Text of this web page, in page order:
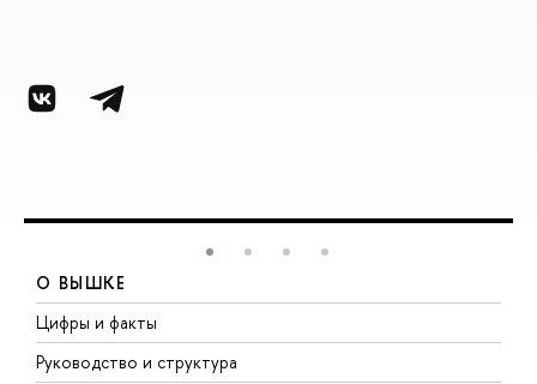
О ВЫШКЕ
Цифры и факты
Руководство и структура